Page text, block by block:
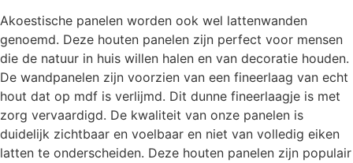
Akoestische panelen worden ook wel lattenwanden
genoemd. Deze houten panelen zijn perfect voor mensen
die de natuur in huis willen halen en van decoratie houden.
De wandpanelen zijn voorzien van een fineerlaag van echt
hout dat op mdf is verlijmd. Dit dunne fineerlaagje is met
zorg vervaardigd. De kwaliteit van onze panelen is
duidelijk zichtbaar en voelbaar en niet van volledig eiken
latten te onderscheiden. Deze houten panelen zijn populair